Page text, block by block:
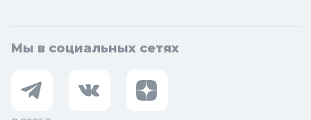
Мы в социальных сетях